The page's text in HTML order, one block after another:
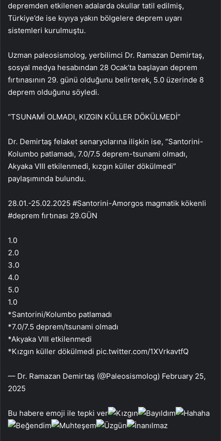
depremden etkilenen adalarda okullar tatil edilmiş,
Türkiye’de ise kıyıya yakın bölgelere deprem uyarı
sistemleri kurulmuştu.
Uzman paleosismolog, yerbilimci Dr. Ramazan Demirtaş,
sosyal medya hesabından 28 Ocak’ta başlayan deprem
fırtınasının 29. günü olduğunu belirterek, 5.0 üzerinde 8
deprem olduğunu söyledi.
“TSUNAMİ OLMADI, KIZGIN KÜLLER DÖKÜLMEDİ”
Dr. Demirtaş felaket senaryolarına ilişkin ise, “Santorini-
Kolumbo patlamadı, 7.0/7.5 deprem-tsunami olmadı,
Akyaka VIII etkilenmedi, kızgın küller dökülmedi”
paylaşımında bulundu.
28.01.-25.02.2025 #Santorini-Amorgos magmatik kökenli
#deprem fırtınası 29.GÜN
1.0
2.0
3.0
4.0
5.0
1.0
*Santorini/Kolumbo patlamadı
*7.0/7.5 deprem/tsunami olmadı
*Akyaka VIII etkilenmedi
*Kızgın küller dökülmedi pic.twitter.com/1XVrkavtfQ
— Dr. Ramazan Demirtaş (@Paleosismolog) February 25,
2025
Bu habere emoji ile tepki ver